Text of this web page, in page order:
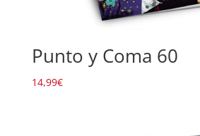
Punto y Coma 60
14,99€